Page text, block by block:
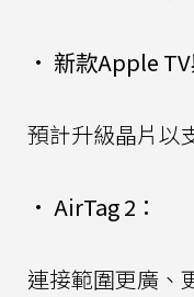
• 新款Apple
預計升級晶片以
• AirTag 2：
連接範圍更廣、